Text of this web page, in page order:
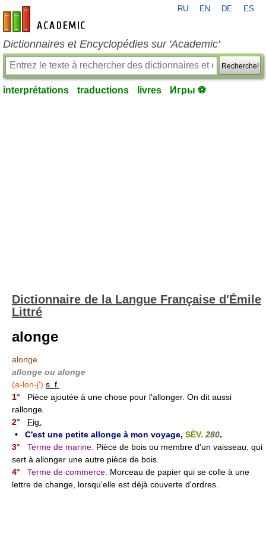
fr-academic.com
RU EN DE ES
Dictionnaires et Encyclopédies sur 'Academic'
Recherche!
interprétations traductions livres Игры ⚽
Dictionnaire de la Langue Française d'Émile
Littré
alonge
alonge
allonge ou alonge
(a-lon-j') s. f.
1° Pièce ajoutée à une chose pour l'allonger. On dit aussi
rallonge.
2°
Fig.
• C'est une petite allonge à mon voyage, SÉV. 280.
3°
Terme de marine. Pièce de bois ou membre d'un vaisseau, qui
sert à allonger une autre pièce de bois.
4°
Terme de commerce. Morceau de papier qui se colle à une
lettre de change, lorsqu'elle est déjà couverte d'ordres.